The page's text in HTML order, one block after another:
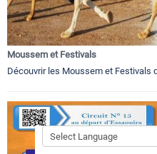
Moussem et Festivals
Découvrir les Moussem et Festivals